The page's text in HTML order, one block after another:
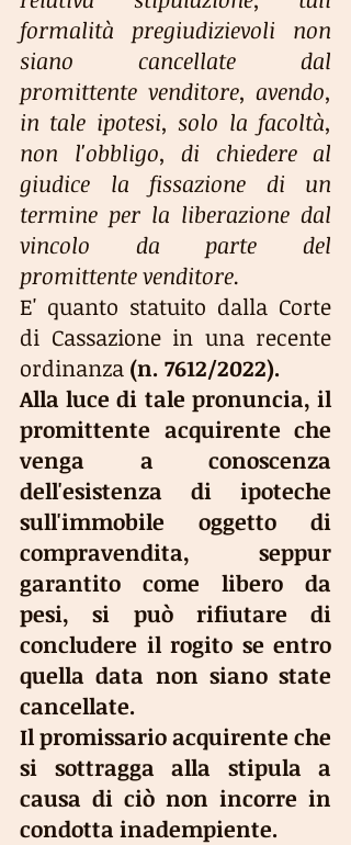
formalità pregiudizievoli non
siano cancellate dal
promittente venditore, avendo,
in tale ipotesi, solo la facoltà,
non l'obbligo, di chiedere al
giudice la fissazione di un
termine per la liberazione dal
vincolo da parte del
promittente venditore.
E' quanto statuito dalla Corte
di Cassazione in una recente
ordinanza (n. 7612/2022).
Alla luce di tale pronuncia, il
promittente acquirente che
venga a conoscenza
dell'esistenza di ipoteche
sull'immobile oggetto di
compravendita, seppur
garantito come libero da
pesi, si può rifiutare di
concludere il rogito se entro
quella data non siano state
cancellate.
Il promissario acquirente che
si sottragga alla stipula a
causa di ciò non incorre in
condotta inadempiente.